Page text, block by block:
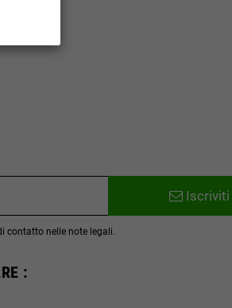
Iscriviti
contatto nelle note legali.
: